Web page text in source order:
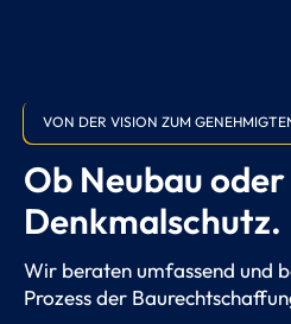
VON DER VISION ZUM
Ob Neubau
Denkmalschutz.
Wir beraten umfassend und
Prozess der